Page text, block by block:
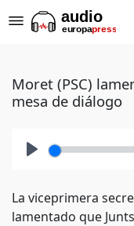
Moret (PSC)
mesa de diálogo
La viceprimera
lamentado que